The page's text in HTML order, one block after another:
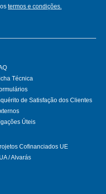
termos e condições.
Técnica
de Satisfação dos Clientes
Úteis
Cofinanciados UE
/ Alvarás